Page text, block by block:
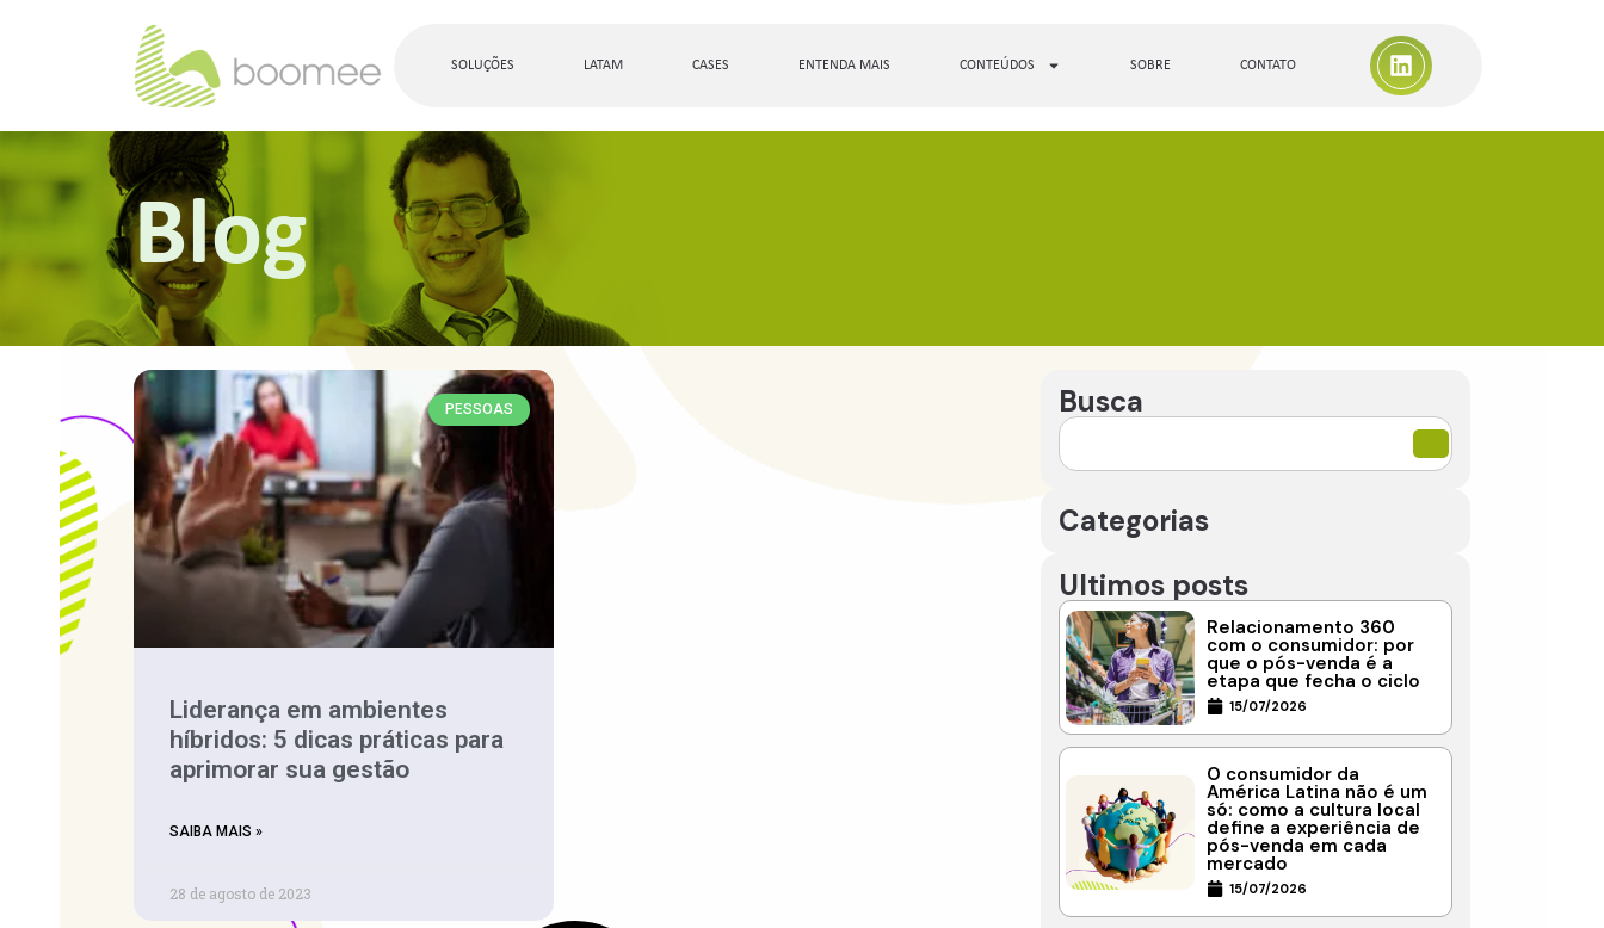
SOLUÇÕES LATAM CASES ENTENDA MAIS CONTEÚDOS SOBRE CONTATO
Blog
PESSOAS
Liderança em ambientes
híbridos: 5 dicas práticas para
aprimorar sua gestão
SAIBA MAIS »
28 de agosto de 2023
Busca
Categorias
Ultimos posts
Relacionamento 360
com o consumidor: por
que o pós-venda é a
etapa que fecha o ciclo
15/07/2026
O consumidor da
América Latina não é um
só: como a cultura local
define a experiência de
pós-venda em cada
mercado
15/07/2026